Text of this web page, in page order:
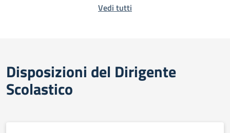
Vedi tutti
Disposizioni del Dirigente
Scolastico